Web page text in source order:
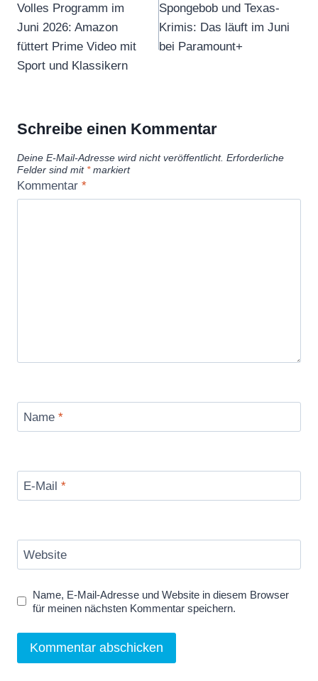
Volles Programm im
Juni 2026: Amazon
füttert Prime Video mit
Sport und Klassikern
Spongebob und Texas-
Krimis: Das läuft im Juni
bei Paramount+
Schreibe einen Kommentar
Deine E-Mail-Adresse wird nicht veröffentlicht. Erforderliche
Felder sind mit *markiert
Kommentar *
Name *
E-Mail *
Website
Name, E-Mail-Adresse und Website in diesem Browser
für meinen nächsten Kommentar speichern.